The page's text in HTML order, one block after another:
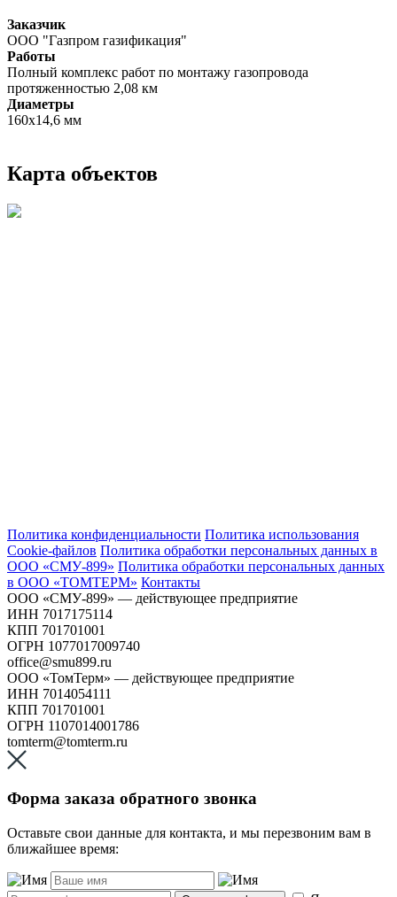
Заказчик
ООО "Газпром газификация"
Работы
Полный комплекс работ по монтажу газопровода
протяженностью 2,08 км
Диаметры
160х14,6 мм
Карта объектов
Политика конфиденциальности Политика использования
Сookie-файлов Политика обработки персональных данных в
ООО «СМУ-899» Политика обработки персональных данных
в ООО «ТОМТЕРМ» Контакты
ООО «СМУ-899» — действующее предприятие
ИНН 7017175114
КПП 701701001
ОГРН 1077017009740
office@smu899.ru
ООО «ТомТерм» — действующее предприятие
ИНН 7014054111
КПП 701701001
ОГРН 1107014001786
tomterm@tomterm.ru
Форма заказа обратного звонка
Оставьте свои данные для контакта, и мы перезвоним вам в
ближайшее время: